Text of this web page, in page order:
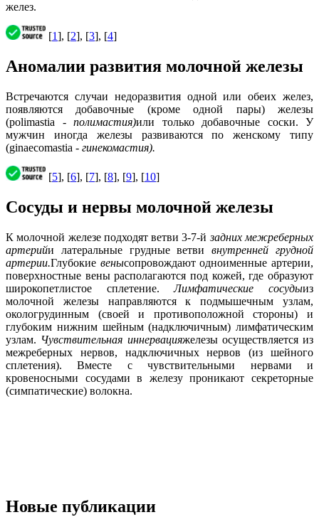
желез.
[1], [2], [3], [4]
Аномалии развития молочной железы
Встречаются случаи недоразвития одной или обеих желез,
появляются добавочные (кроме одной пары) железы
(polimastia - полимастия)или только добавочные соски. У
мужчин иногда железы развиваются по женскому типу
(ginaecomastia - гинекомастия).
[5], [6], [7], [8], [9], [10]
Сосуды и нервы молочной железы
К молочной железе подходят ветви 3-7-йзадних межреберных
артерийи латеральные грудные ветвивнутренней грудной
артерии.Глубокие венысопровождают одноименные артерии,
поверхностные вены располагаются под кожей, где образуют
широкопетлистое сплетение.Лимфатические сосудыиз
молочной железы направляются к подмышечным узлам,
окологрудинным (своей и противоположной стороны) и
глубоким нижним шейным (надключичным) лимфатическим
узлам. Чувствительная иннервацияжелезы осуществляется из
межреберных нервов, надключичных нервов (из шейного
сплетения). Вместе с чувствительными нервами и
кровеносными сосудами в железу проникают секреторные
(симпатические) волокна.
Новые публикации